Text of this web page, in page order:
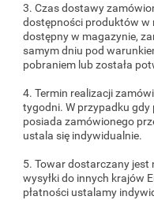
3. Czas dostawy
dostępności produktów w
dostępny w magazynie,
samym dniu pod
pobraniem lub została
4. Termin realizacji
tygodni. W przypadku
posiada zamówionego
ustala się indywidualnie.
5. Towar dostarczany jest
wysyłki do innych krajów
płatności ustalamy